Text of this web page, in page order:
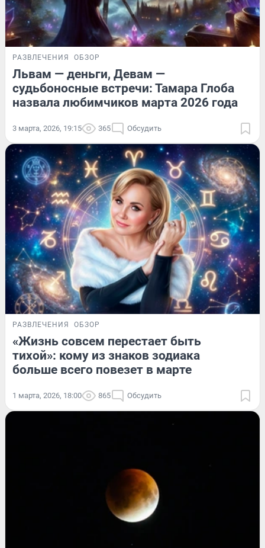
РАЗВЛЕЧЕНИЯ ОБЗОР
Львам — деньги, Девам —
судьбоносные встречи: Тамара Глоба
назвала любимчиков марта 2026 года
3 марта, 2026, 19:15 365 Обсудить
РАЗВЛЕЧЕНИЯ ОБЗОР
«Жизнь совсем перестает быть
тихой»: кому из знаков зодиака
больше всего повезет в марте
1 марта, 2026, 18:00 865 Обсудить